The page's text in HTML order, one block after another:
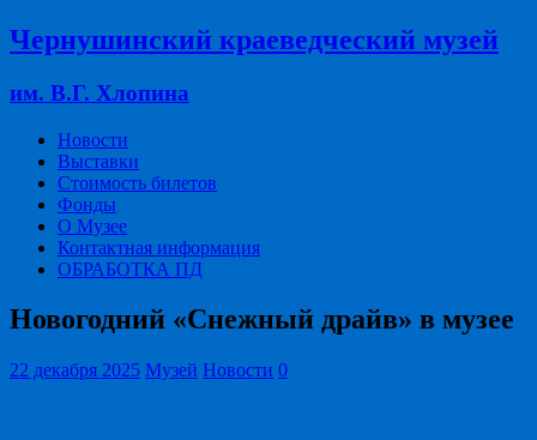
Чернушинский краеведческий музей
им. В.Г. Хлопина
Новости
Выставки
Стоимость билетов
Фонды
О Музее
Контактная информация
ОБРАБОТКА ПД
Новогодний «Снежный драйв» в музее
22 декабря 2025 Музей Новости 0